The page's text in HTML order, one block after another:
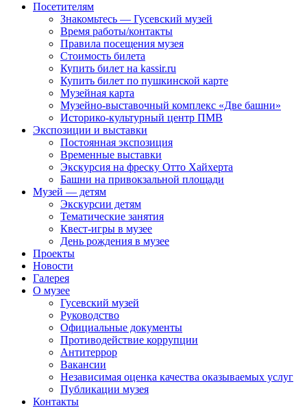
Посетителям
Знакомьтесь — Гусевский музей
Время работы/контакты
Правила посещения музея
Стоимость билета
Купить билет на kassir.ru
Купить билет по пушкинской карте
Музейная карта
Музейно-выставочный комплекс «Две башни»
Историко-культурный центр ПМВ
Экспозиции и выставки
Постоянная экспозиция
Временные выставки
Экскурсия на фреску Отто Хайхерта
Башни на привокзальной площади
Музей — детям
Экскурсии детям
Тематические занятия
Квест-игры в музее
День рождения в музее
Проекты
Новости
Галерея
О музее
Гусевский музей
Руководство
Официальные документы
Противодействие коррупции
Антитеррор
Вакансии
Независимая оценка качества оказываемых услуг
Публикации музея
Контакты